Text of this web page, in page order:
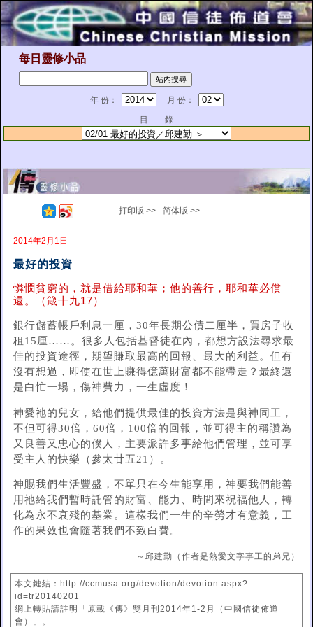
每日靈修小品
年 份：
月 份：
目 錄
打印版 >> 简体版 >>
2014年2月1日
最好的投資
憐憫貧窮的，就是借給耶和華；他的善行，耶和華必償
還。（箴十九17）
銀行儲蓄帳戶利息一厘，30年長期公債二厘半，買房子收
租15厘……。很多人包括基督徒在內，都想方設法尋求最
佳的投資途徑，期望賺取最高的回報、最大的利益。但有
沒有想過，即使在世上賺得億萬財富都不能帶走？最終還
是白忙一場，傷神費力，一生虛度！
神愛祂的兒女，給他們提供最佳的投資方法是與神同工，
不但可得30倍，60倍，100倍的回報，並可得主的稱讚為
又良善又忠心的僕人，主要派許多事給他們管理，並可享
受主人的快樂（參太廿五21）。
神賜我們生活豐盛，不單只在今生能享用，神要我們能善
用祂給我們暫時託管的財富、能力、時間來祝福他人，轉
化為永不衰殘的基業。這樣我們一生的辛勞才有意義，工
作的果效也會隨著我們不致白費。
～邱建勤（作者是熱愛文字事工的弟兄）
本文鏈結：http://ccmusa.org/devotion/devotion.aspx?
id=tr20140201
網上轉貼請註明「原載《傳》雙月刊2014年1-2月（中國信徒佈道
會）」。